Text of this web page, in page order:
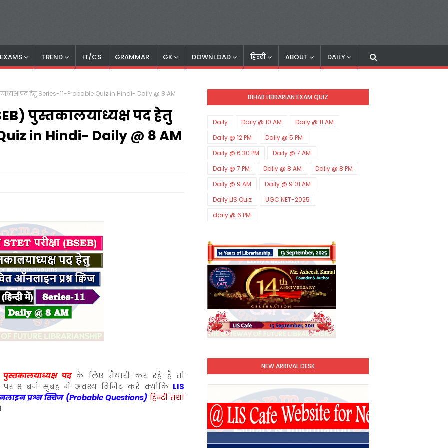
TREND IT/CS GRAMMAR GK DOWNLOAD हिन्दी ABOUT DAILY
पद हेतु Series-11-Probable Quiz in Hindi- Daily @ 8 AM
पुस्तकालयाध्यक्ष पद हेतु
in Hindi- Daily @ 8 AM
पुस्तकालयाध्यक्ष पदके लिए तैयारी कर रहे हैं तो
पर 8 बजे सुबह में अवश्य विजिट करें क्योंकि LIS
प्रश्न क्विज (Probable Questions)हिन्दी तथा
BIHAR LIBRARIAN EXAM QUIZ
Daily Daily @ 10 AM
Daily @ 11 AM
Daily @ 12 PM
Daily @ 5 PM
Daily @ 6:30 PM
Daily @ 7 AM
Daily @ 7 PM
Daily @ 8 AM
Daily @ 8 PM
Daily @ 9 AM
Daily @ 9:01 AM
Daily LIS Quiz
UGC NET-2025
daily @ 6 PM
NEW ARRIVAL DESK